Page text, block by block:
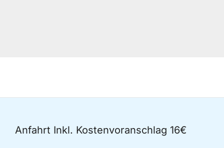
Anfahrt Inkl. Kostenvoranschlag 16€